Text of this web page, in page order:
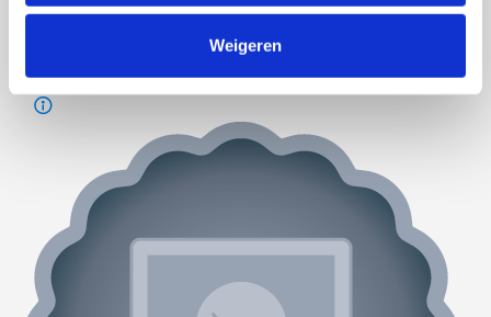
Weigeren
Actiepagina gemaakt